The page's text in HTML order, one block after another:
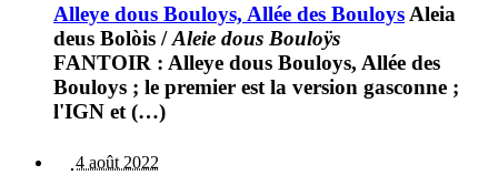
Alleye dous Bouloys, Allée des Bouloys Aleia
deus Bolòis /Aleie dous Bouloÿs
FANTOIR : Alleye dous Bouloys, Allée des
Bouloys ; le premier est la version gasconne ;
l'IGN et (…)
4 août 2022